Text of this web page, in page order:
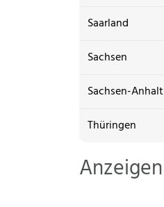
Saarland
Sachsen
Sachsen-Anhalt
Thüringen
Anzeigen